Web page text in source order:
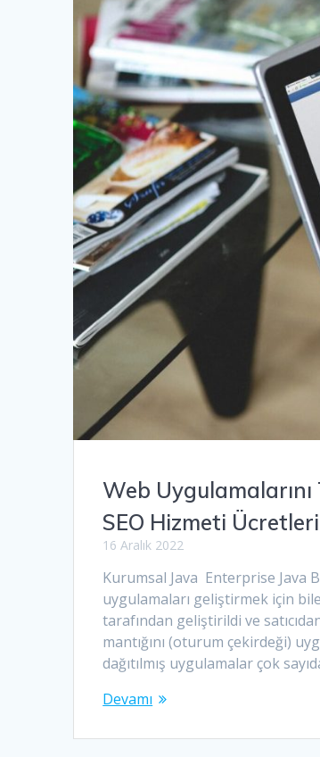
Web Uygulamalarını
SEO Hizmeti
16 Aralık 2022
Kurumsal Java Enterprise Java
uygulamaları geliştirmek için
tarafından geliştirildi ve
mantığını (oturum çekirdeği)
dağıtılmış uygulamalar çok
Devamı